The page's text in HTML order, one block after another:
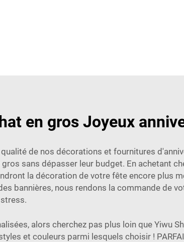
en gros Joyeux
de nos décorations et fournitures
sans dépasser leur budget. En achetant
la décoration de votre fête encore plus
bannières, nous rendons la commande de
alors cherchez pas plus loin que Yiwu
et couleurs parmi lesquels choisir !